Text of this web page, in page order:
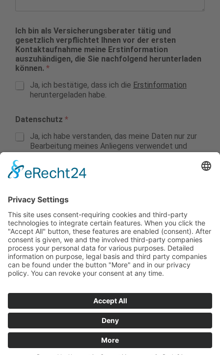
Ich bin als Versicherungsberater tätig und
gesetzlich verpflichtet Ihnen vor der ersten
Kontaktaufnahme meine Erstinformation
auszuhändigen, die Sie nachfolgend herunterladen
können. *
Ja, ich bestätige, dass ich die Erstinformation
heruntergeladen habe.
Datenschutz *
Ja, ich habe verstanden, das meine Daten nur zur
Bearbeitung meines Anliegens verwendet und
jederzeit durch formlose Mitteilung widerrufen.
Weitere Informationen zur Datenverwendung und -
Datenschutzhinweis
JETZT KONTAKT AUFNEHMEN
AGB BESCHWERDEN ZAHLUNGEN
DATENSCHUTZHINWEISE